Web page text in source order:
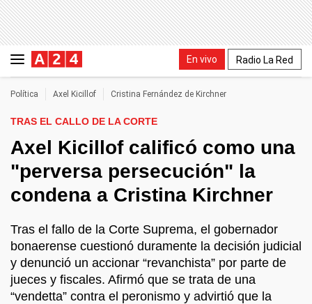
En vivo Radio La Red
Política Axel Kicillof Cristina Fernández de Kirchner
TRAS EL CALLO DE LA CORTE
Axel Kicillof calificó como una
"perversa persecución" la
condena a Cristina Kirchner
Tras el fallo de la Corte Suprema, el gobernador
bonaerense cuestionó duramente la decisión judicial
y denunció un accionar “revanchista” por parte de
jueces y fiscales. Afirmó que se trata de una
“vendetta” contra el peronismo y advirtió que la